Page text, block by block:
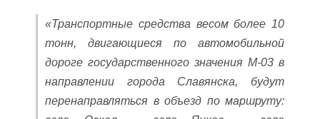
«Транспортные средства весом более 10
тонн, двигающиеся по автомобильной
дороге государственного значения М-03 в
направлении города Славянска, будут
перенаправляться в объезд по маршруту: